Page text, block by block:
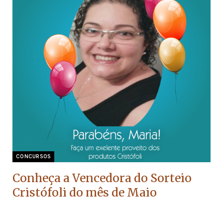
CONCURSOS
Conheça a Vencedora do Sorteio
Cristófoli do mês de Maio